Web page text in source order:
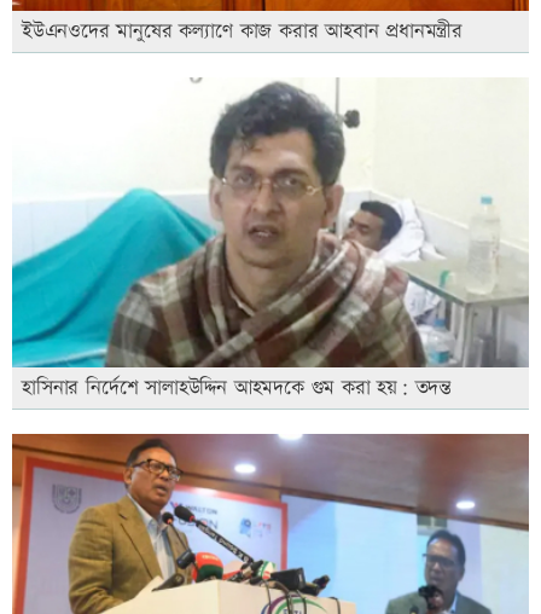
ইউএনওদের মানুষের কল্যাণে কাজ করার আহবান প্রধানমন্ত্রীর
হাসিনার নির্দেশে সালাহউদ্দিন আহমদকে গুম করা হয়: তদন্ত